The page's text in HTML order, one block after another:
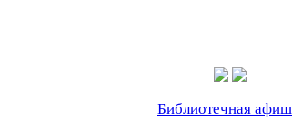
Библиотечная